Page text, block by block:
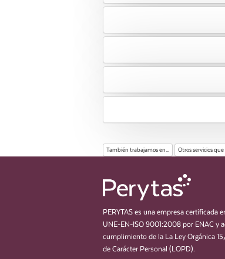
También trabajamos en... Otros servicios
PERYTAS es una empresa certificada
UNE-EN-ISO 9001:2008 por ENAC y
cumplimiento de la La Ley Orgánica
de Carácter Personal (LOPD).